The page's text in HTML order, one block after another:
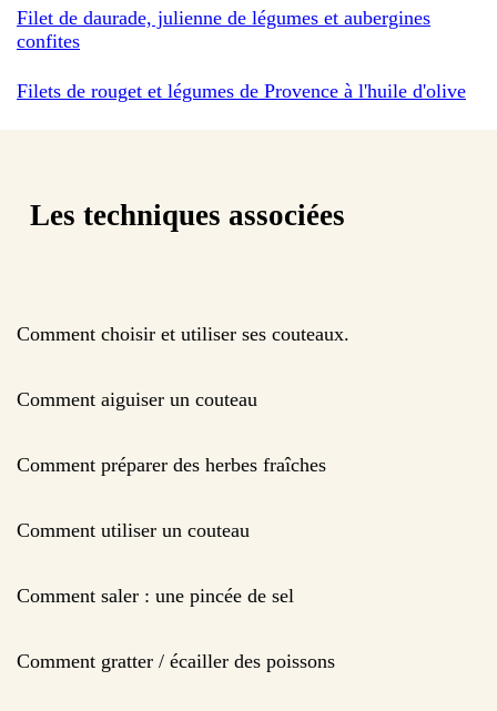
Filet de daurade, julienne de légumes et aubergines
confites
Filets de rouget et légumes de Provence à l'huile d'olive
Les techniques associées
Comment choisir et utiliser ses couteaux.
Comment aiguiser un couteau
Comment préparer des herbes fraîches
Comment utiliser un couteau
Comment saler : une pincée de sel
Comment gratter / écailler des poissons